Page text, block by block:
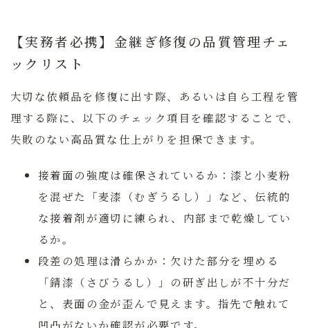
【実務者必携】金継ぎ修復の品質管理チェ
ックリスト
大切な依頼品を修復に出す際、あるいは自ら工程を管
理する際に、以下のチェック項目を確認することで、
失敗のない高品質な仕上がりを担保できます。
接着面の強度は確保されているか： 漆と小麦粉
を混ぜた「麦漆（むぎうるし）」など、伝統的
な接着剤が適切に練られ、内部まで乾燥してい
るか。
段差の処理は滑らかか： 欠けた部分を埋める
「錆漆（さびうるし）」の研ぎ出しが不十分だ
と、表面の金が歪んで見えます。指先で触れて
凹凸がないか確認が必要です。